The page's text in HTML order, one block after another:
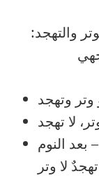
:ويتبين مما تقدم أنَّ العلاقة بين الوتر والتهجد
وتر وتهجد
لا تهجد
النوم
لا وتر